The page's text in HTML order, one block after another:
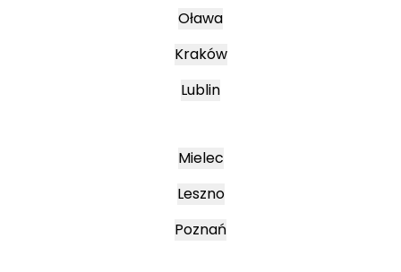
Oława
Kraków
Lublin
Mielec
Leszno
Poznań